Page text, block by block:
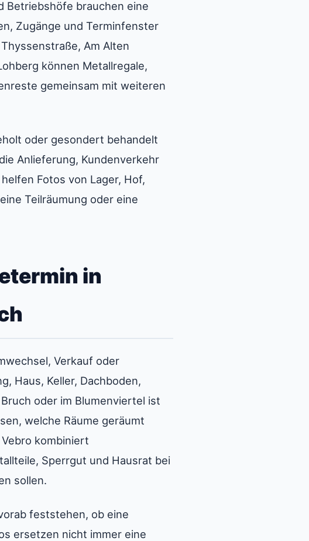
Betriebshöfe brauchen eine
Zugänge und Terminfenster
Am Alten
können Metallregale,
gemeinsam mit weiteren
oder gesondert behandelt
Anlieferung, Kundenverkehr
Fotos von Lager, Hof,
Teilräumung oder eine
in
Verkauf oder
Haus, Keller, Dachboden,
oder im Blumenviertel ist
welche Räume geräumt
kombiniert
Sperrgut und Hausrat bei
sollen.
feststehen, ob eine
ersetzen nicht immer eine